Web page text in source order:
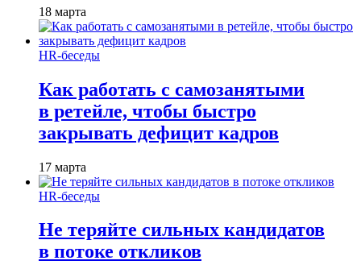
18 марта
HR-беседы
Как работать с самозанятыми
в ретейле, чтобы быстро
закрывать дефицит кадров
17 марта
HR-беседы
Не теряйте сильных кандидатов
в потоке откликов